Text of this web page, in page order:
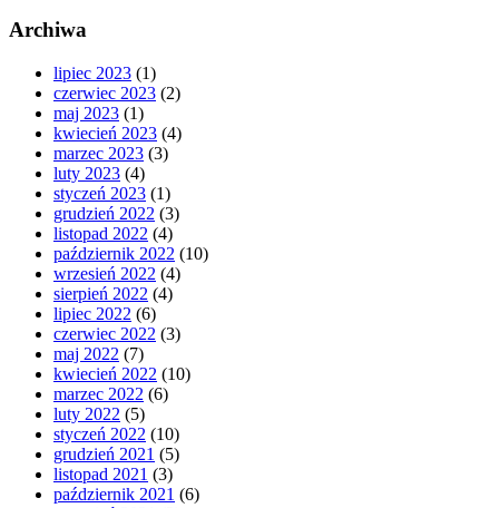
Archiwa
lipiec 2023 (1)
czerwiec 2023 (2)
maj 2023 (1)
kwiecień 2023 (4)
marzec 2023 (3)
luty 2023 (4)
styczeń 2023 (1)
grudzień 2022 (3)
listopad 2022 (4)
październik 2022 (10)
wrzesień 2022 (4)
sierpień 2022 (4)
lipiec 2022 (6)
czerwiec 2022 (3)
maj 2022 (7)
kwiecień 2022 (10)
marzec 2022 (6)
luty 2022 (5)
styczeń 2022 (10)
grudzień 2021 (5)
listopad 2021 (3)
październik 2021 (6)